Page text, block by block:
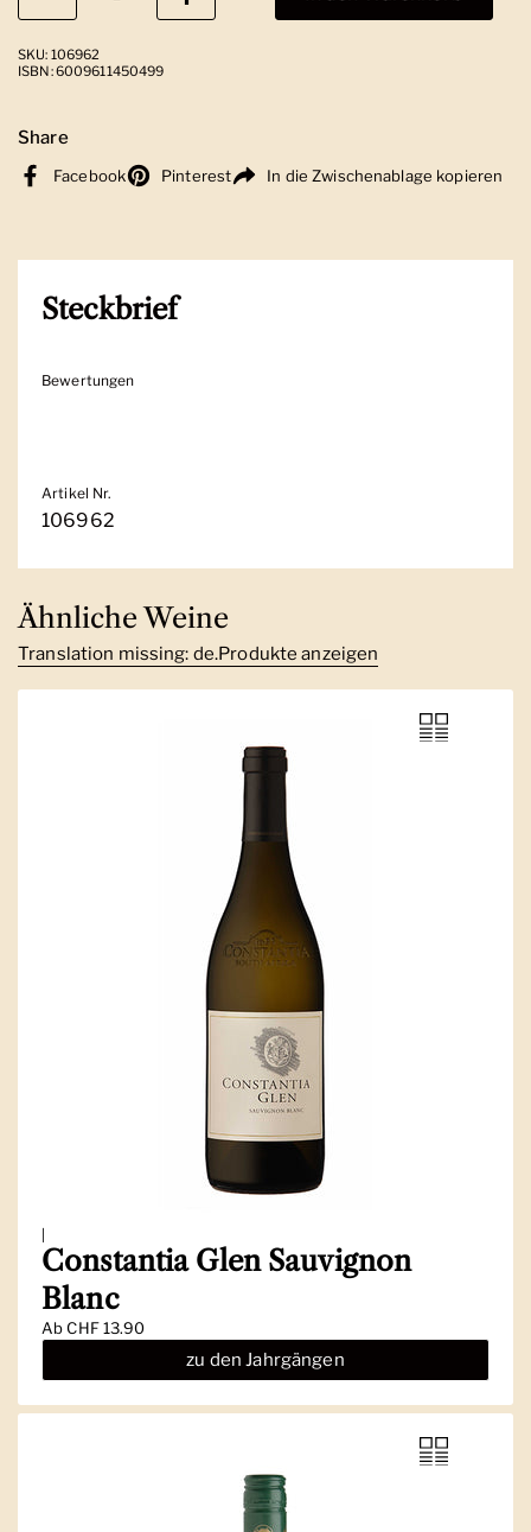
SKU: 106962
ISBN: 6009611450499
Share
Facebook Pinterest In die Zwischenablage kopieren
Steckbrief
Bewertungen
Artikel Nr.
106962
Ähnliche Weine
Translation missing: de.Produkte anzeigen
Constantia Glen Sauvignon
Blanc
AbCHF 13.90
zu den Jahrgängen